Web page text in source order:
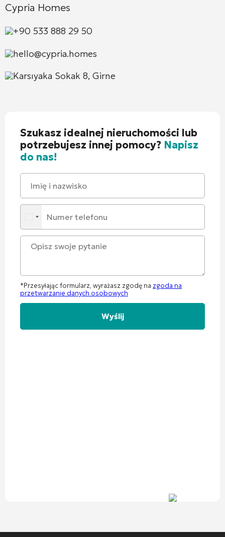
Cypria Homes
+90 533 888 29 50
hello@cypria.homes
Karsıyaka Sokak 8, Girne
Szukasz idealnej nieruchomości lub
potrzebujesz innej pomocy? Napisz
do nas!
*Przesyłając formularz, wyrażasz zgodę na zgoda na
przetwarzanie danych osobowych